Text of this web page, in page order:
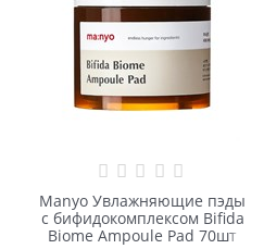
Manyo Увлажняющие пэды
с бифидокомплексом Bifida
Biome Ampoule Pad 70шт